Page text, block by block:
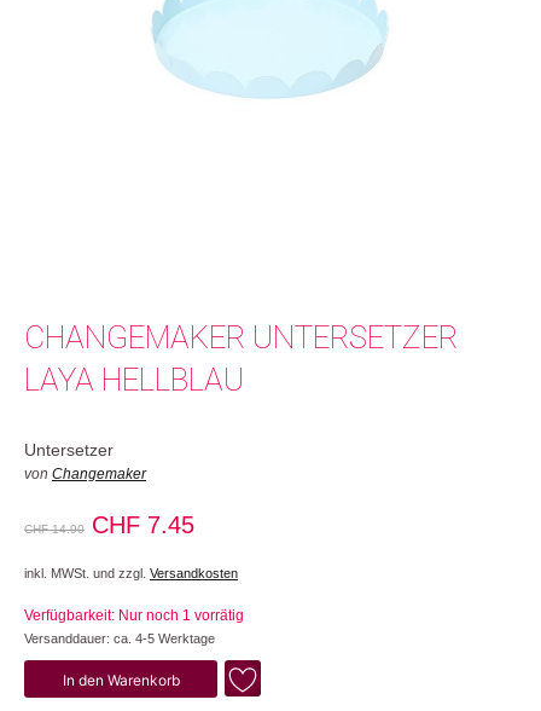
CHANGEMAKER UNTERSETZER
LAYA HELLBLAU
Untersetzer
von Changemaker
CHF14.90
Ursprünglicher
CHF 14.90
CHF 7.45Aktueller
CHF 7.45.
inkl. MWSt. und zzgl. Versandkosten
Verfügbarkeit: Nur noch 1 vorrätig
Versanddauer: ca. 4-5 Werktage
Menge
In den Warenkorb